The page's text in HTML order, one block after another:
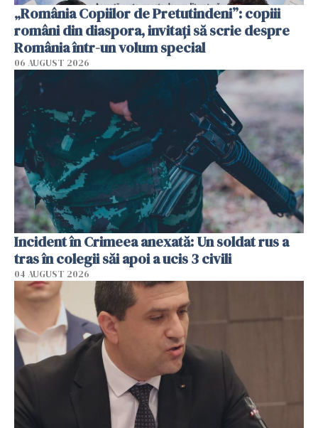
„România Copiilor de Pretutindeni”: copiii
români din diaspora, invitați să scrie despre
România într-un volum special
06 AUGUST 2026
Incident în Crimeea anexată: Un soldat rus a
tras în colegii săi apoi a ucis 3 civili
04 AUGUST 2026